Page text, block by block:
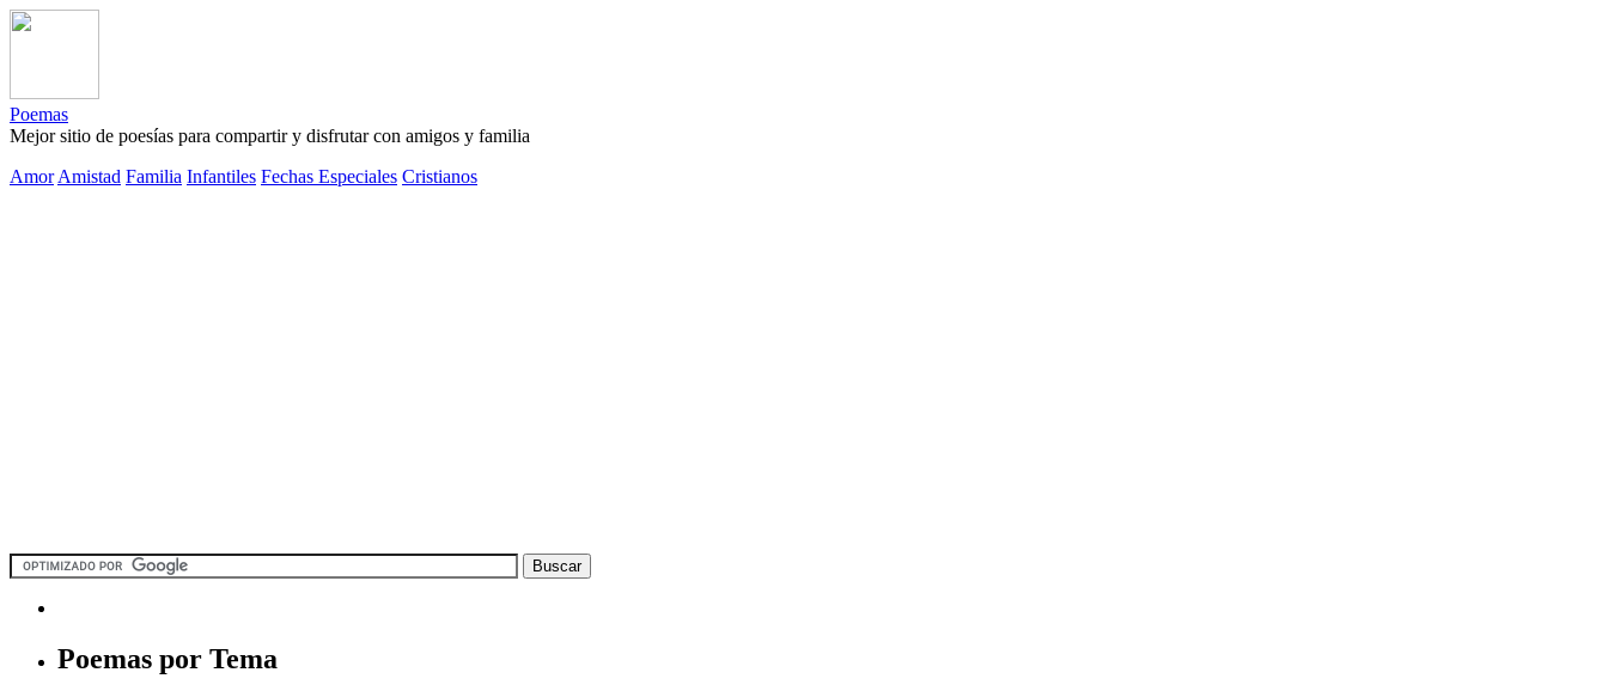
Poemas
Mejor sitio de poesías para compartir y disfrutar con amigos y familia
Amor Amistad Familia Infantiles Fechas Especiales Cristianos
Poemas por Tema